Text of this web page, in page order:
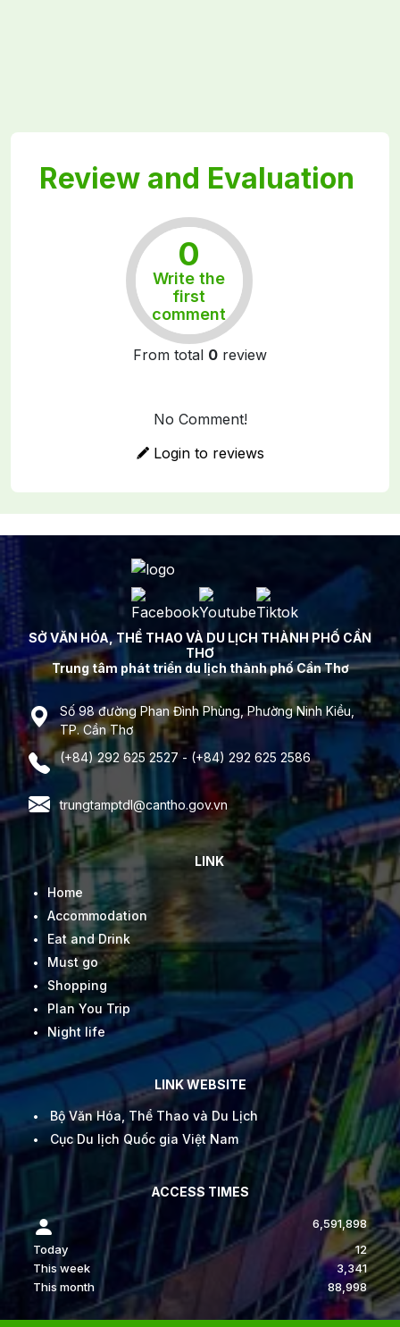
Review and Evaluation
Rất tốt
0
Write the
first
comment
From total 0 review
No Comment!
Login to reviews
SỞ VĂN HÓA, THỂ THAO VÀ DU LỊCH THÀNH PHỐ CẦN
THƠ
Trung tâm phát triển du lịch thành phố Cần Thơ
Số 98 đường Phan Đình Phùng, Phường Ninh Kiều,
TP. Cần Thơ
(+84) 292 625 2527 - (+84) 292 625 2586
trungtamptdl@cantho.gov.vn
LINK
Home
Accommodation
Eat and Drink
Must go
Shopping
Plan You Trip
Night life
LINK WEBSITE
Bộ Văn Hóa, Thể Thao và Du Lịch
Cục Du lịch Quốc gia Việt Nam
ACCESS TIMES
6,591,898
Today
12
This week
3,341
This month
88,998